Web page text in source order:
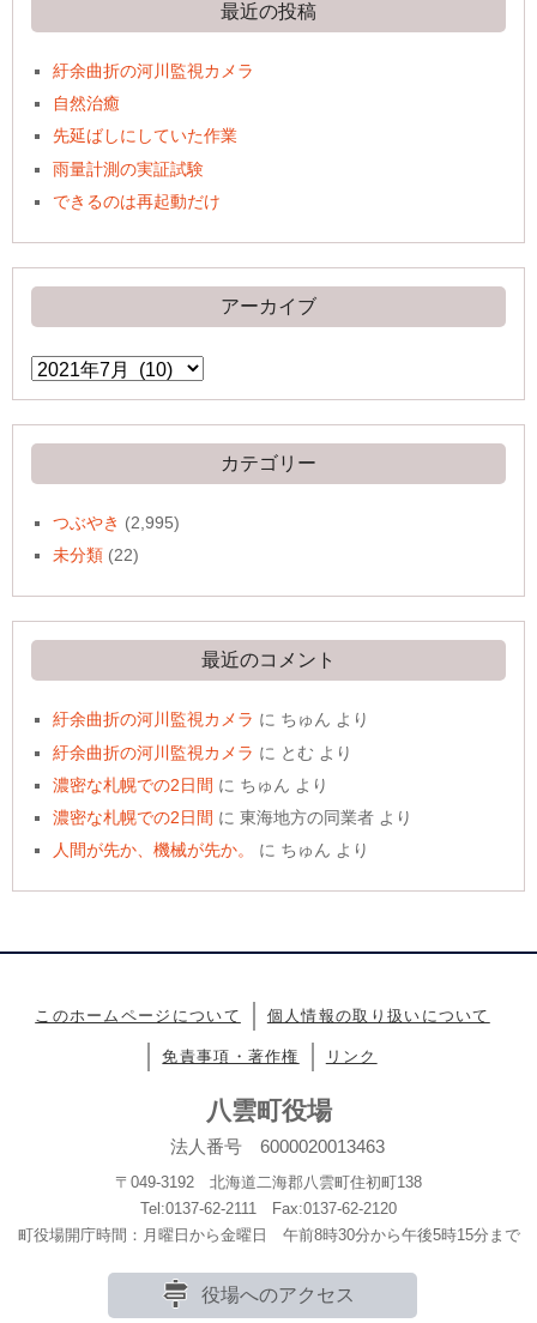
最近の投稿
紆余曲折の河川監視カメラ
自然治癒
先延ばしにしていた作業
雨量計測の実証試験
できるのは再起動だけ
アーカイブ
ア
ー
イ
ブ
カテゴリー
つぶやき (2,995)
未分類 (22)
最近のコメント
紆余曲折の河川監視カメラ に ちゅん より
紆余曲折の河川監視カメラ に とむ より
濃密な札幌での2日間 に ちゅん より
濃密な札幌での2日間 に東海地方の同業者 より
人間が先か、機械が先か。
に ちゅん より
このホームページについて 個人情報の取り扱いについて
免責事項・著作権 リンク
八雲町役場
法人番号 6000020013463
〒049-3192 北海道二海郡八雲町住初町138
Tel:0137-62-2111 Fax:0137-62-2120
町役場開庁時間：月曜日から金曜日 午前8時30分から午後5時15分まで
役場へのアクセス